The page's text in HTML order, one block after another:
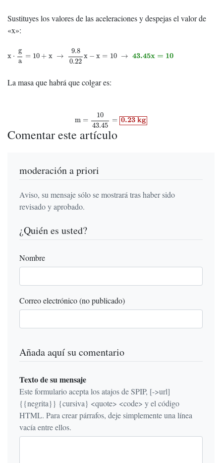
Sustituyes los valores de las aceleraciones y despejas el valor de
«x»:
x ⋅
g
a
= 10 + x →
9.8
0.22
x − x = 10 → 43.45x = 10
a= 0.22x −x
La masa que habrá que colgar es:
m =
10
43.45
= 0.23 kg
43.45
Comentar este artículo
moderación a priori
Aviso, su mensaje sólo se mostrará tras haber sido
revisado y aprobado.
¿Quién es usted?
Nombre
Correo electrónico (no publicado)
Añada aquí su comentario
Texto de su mensaje
Este formulario acepta los atajos de SPIP, [->url]
{{negrita}} {cursiva} <quote> <code> y el código
HTML. Para crear párrafos, deje simplemente una línea
vacía entre ellos.